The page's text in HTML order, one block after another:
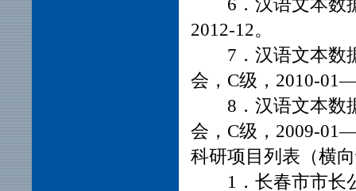
6．汉语文本数
2012-12。
7．汉语文本数
会，C级，2010-
8．汉语文本数
会，C级，2009-
科研项目列表（横
1．长春市市长